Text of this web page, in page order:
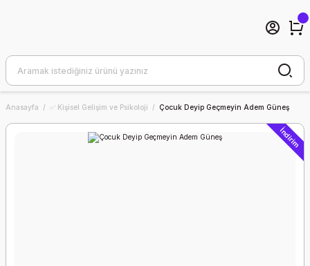
Anasayfa ✅ Kişisel Gelişim ve Psikoloji Çocuk Deyip Geçmeyin Adem Güneş
İndirim